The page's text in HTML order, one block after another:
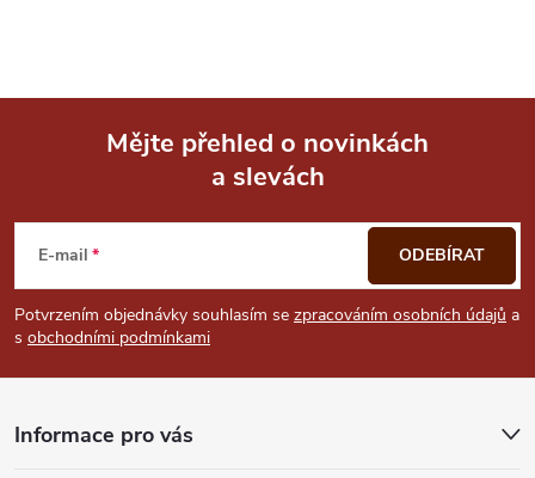
p
p
a
Mějte přehled o novinkách
a slevách
E-mail
Potvrzením objednávky souhlasím se zpracováním osobních údajů a
s obchodními podmínkami
ODEBÍRAT
Informace pro vás